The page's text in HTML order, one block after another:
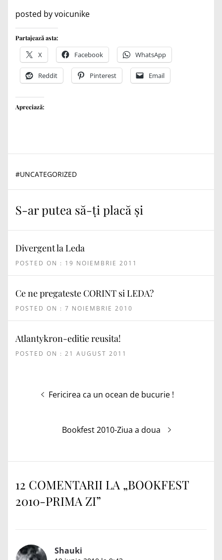
posted by voicunike
Partajează asta:
X Facebook WhatsApp
Reddit Pinterest Email
Apreciază:
#UNCATEGORIZED
S-ar putea să-ți placă și
Divergent la Leda
POSTED ON : 19 NOIEMBRIE 2011
Ce ne pregateste CORINT si LEDA?
POSTED ON : 7 NOIEMBRIE 2010
Atlantykron-editie reusita!
POSTED ON : 21 AUGUST 2011
NavigareArticolul
Fericirea ca un ocean de bucurie !
Articolul
Bookfest 2010-Ziua a doua
12 COMENTARII LA „BOOKFEST
2010-PRIMA ZI”
Shauki